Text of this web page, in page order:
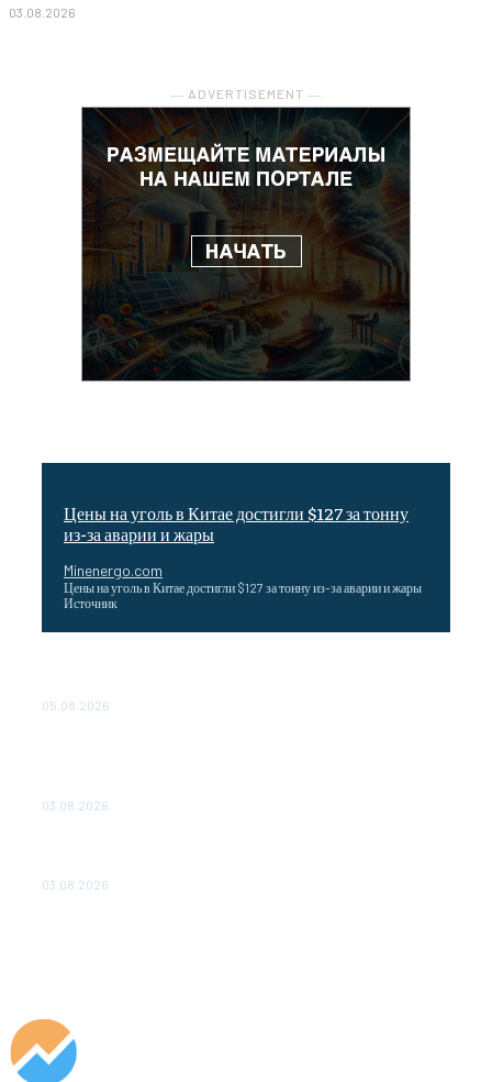
03.08.2026
― ADVERTISEMENT ―
Цены на уголь в Китае достигли $127 за тонну
из-за аварии и жары
Minenergo.com
Цены на уголь в Китае достигли $127 за тонну из-за аварии и жары
Источник
05.08.2026
03.08.2026
03.08.2026